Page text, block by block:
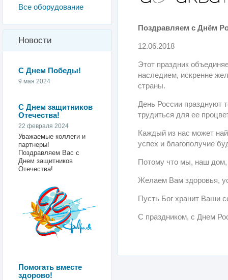
Все оборудование
Новости
С Днем Победы!
9 мая 2024
С Днем защитников
Отечества!
22 февраля 2024
Уважаемые коллеги и
партнеры!
Поздравляем Вас с
Днем защитников
Отечества!
Помогать вместе
здорово!
Поздравляем с Днём
12.06.2018
Этот праздник
наследием, искренне
страны.
День России празднуют
трудиться для ее
Каждый из нас может
успех и благополучие
Потому что мы, наш
Желаем Вам здоровья,
Пусть Бог хранит Ваши
С праздником, с Днем